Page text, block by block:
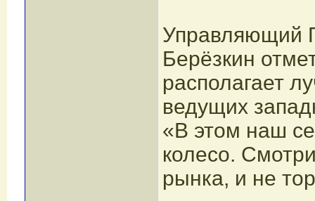
Управляющий
Берёзкин
располагает
ведущих
«В этом наш
колесо.
рынка, и не